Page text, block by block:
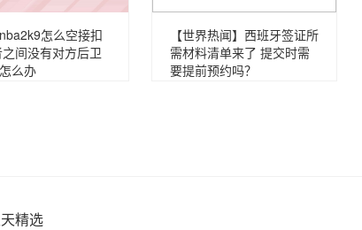
怎么空接扣
间没有对方后卫
么办
【世界热闻】西班牙签证所
需材料清单来了 提交时需
要提前预约吗？
精选